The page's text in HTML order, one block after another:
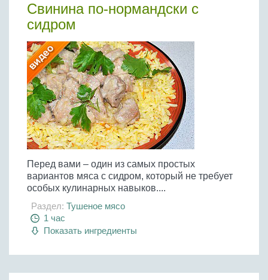
Свинина по-нормандски с
сидром
Перед вами – один из самых простых
вариантов мяса с сидром, который не требует
особых кулинарных навыков....
Раздел: Тушеное мясо
1 час
Показать ингредиенты